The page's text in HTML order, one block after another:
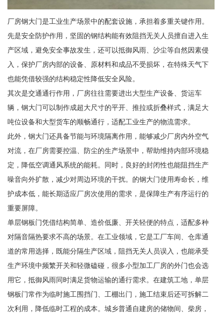
厂房钢大门是工业生产场景中的配套设施，承担着多重关键作用。
先是安全防护作用，坚固的钢结构能有效阻挡无关人员擅自进入生
产区域，避免安全事故发生，还可以抵御风雨、沙尘等自然因素侵
入，保护厂房内部的设备、原材料和成品不受损坏，在特殊天气下
也能凭借较强的结构稳定性降低安全风险。
其次是交通通行作用，厂房往往需要进出大型生产设备、货运车
辆，钢大门可以制作成超大尺寸的平开、推拉或折叠样式，满足大
吨位设备和大型货车的顺畅通行，适配工业生产的物流需求。
此外，钢大门还具备节能与环境隔离作用，能够减少厂房内外空气
对流，在厂房需要控温、防尘的生产场景中，帮助维持内部环境稳
定，降低空调通风系统的能耗。同时，良好的封闭性也能阻挡生产
噪音向外扩散，减少对周边环境的干扰。的钢大门使用寿命长，维
护成本低，能长期适应厂房次使用的需求，是保障生产有序运行的
重要屏障。
单层钢板门凭借结构简单、造价低廉、开关轻便的特点，适配多种
对隔音隔热要求不高的场景。在工业领域，它是工厂车间、仓库通
道的常用选择，既能分隔生产区域，阻挡无关人员误入，也能承受
生产环境中频繁开关和轻微磕碰，很多小型加工厂房的外门也会选
用它，抵御风雨同时满足货物运输的通行需求。在建筑工地，单层
钢板门常作为临时施工围挡门、工棚出门，施工结束后还可拆解二
次利用，降低临时工程的成本。城乡普通自建房的储物间、柴房，